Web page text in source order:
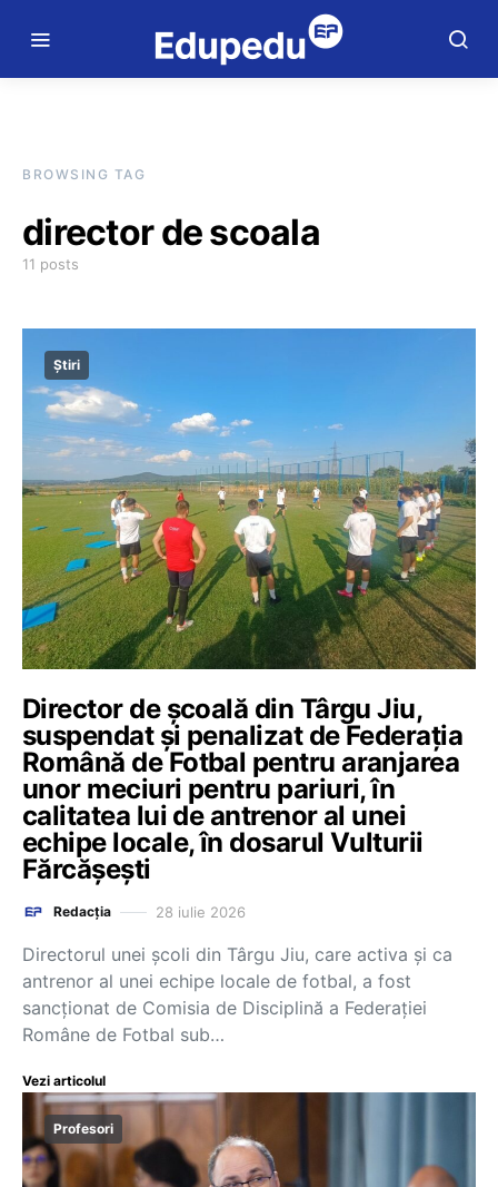
BROWSING TAG
director de scoala
11 posts
Știri
Director de școală din Târgu Jiu,
suspendat și penalizat de Federația
Română de Fotbal pentru aranjarea
unor meciuri pentru pariuri, în
calitatea lui de antrenor al unei
echipe locale, în dosarul Vulturii
Fărcășești
Redacția 28 iulie 2026
Directorul unei școli din Târgu Jiu, care activa și ca
antrenor al unei echipe locale de fotbal, a fost
sancționat de Comisia de Disciplină a Federației
Române de Fotbal sub…
Vezi articolul
Profesori